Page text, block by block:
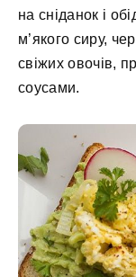
на сніданок і
м’якого сиру,
свіжих овочів,
соусами.